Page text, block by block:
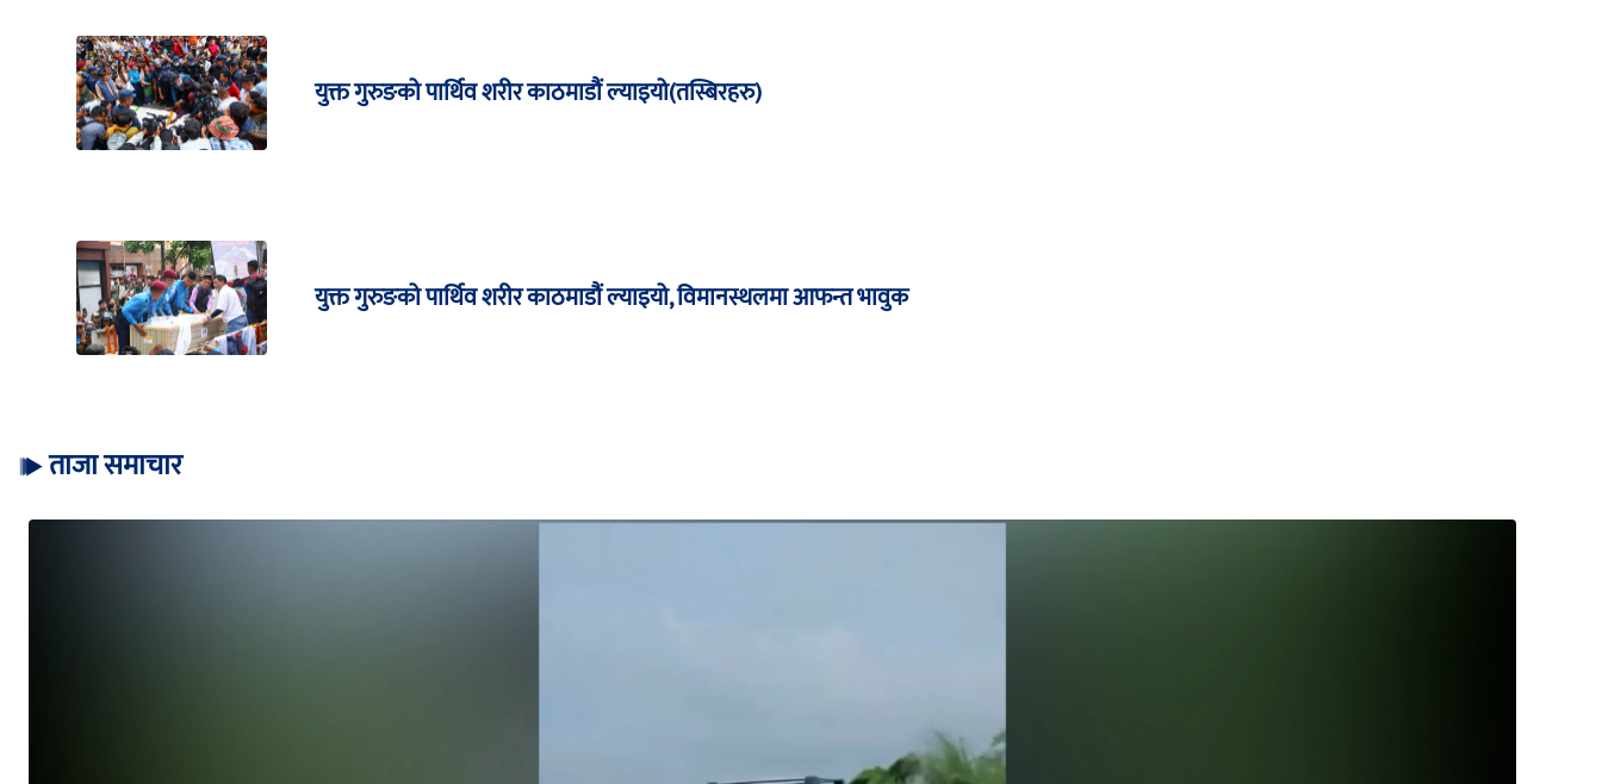
युक्त गुरुङको पार्थिव शरीर काठमाडौं ल्याइयो(तस्बिरहरु)
युक्त गुरुङको पार्थिव शरीर काठमाडौं ल्याइयो, विमानस्थलमा आफन्त भावुक
ताजा समाचार